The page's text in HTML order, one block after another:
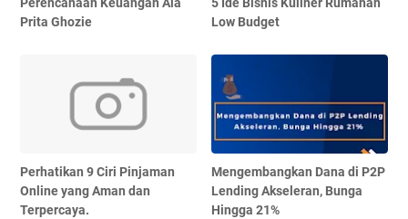
Perencanaan Keuangan Ala
Prita Ghozie
5 Ide Bisnis Kuliner Rumahan
Low Budget
Perhatikan 9 Ciri Pinjaman
Online yang Aman dan
Terpercaya.
Mengembangkan Dana di P2P
Lending Akseleran, Bunga
Hingga 21%